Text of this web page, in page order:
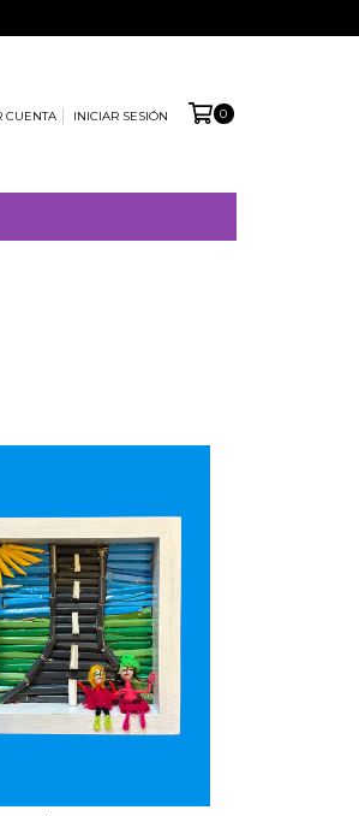
CUENTA INICIAR SESIÓN 0